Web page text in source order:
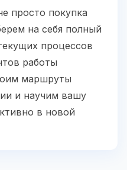
просто покупка
на себя полный
процессов
работы
маршруты
и научим вашу
в новой